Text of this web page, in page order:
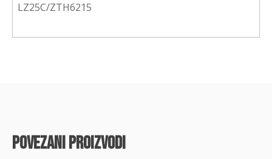
LZ25C/ZTH6215
povezani proizvodi